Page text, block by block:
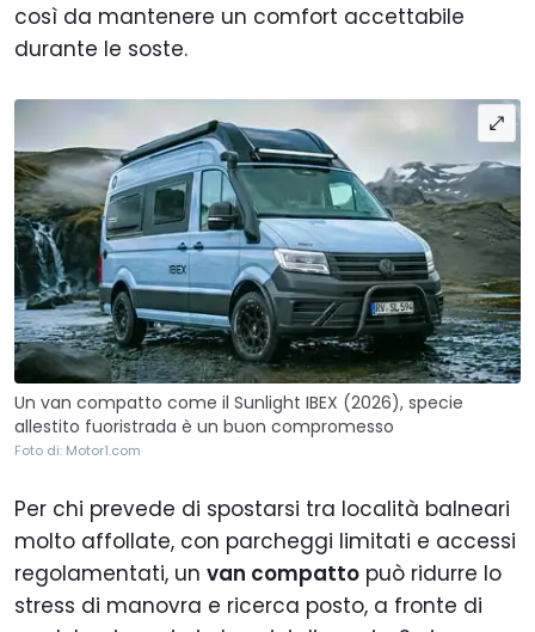
così da mantenere un comfort accettabile
durante le soste.
Un van compatto come il Sunlight IBEX (2026), specie
allestito fuoristrada è un buon compromesso
Foto di: Motor1.com
Per chi prevede di spostarsi tra località balneari
molto affollate, con parcheggi limitati e accessi
regolamentati, un van compatto può ridurre lo
stress di manovra e ricerca posto, a fronte di